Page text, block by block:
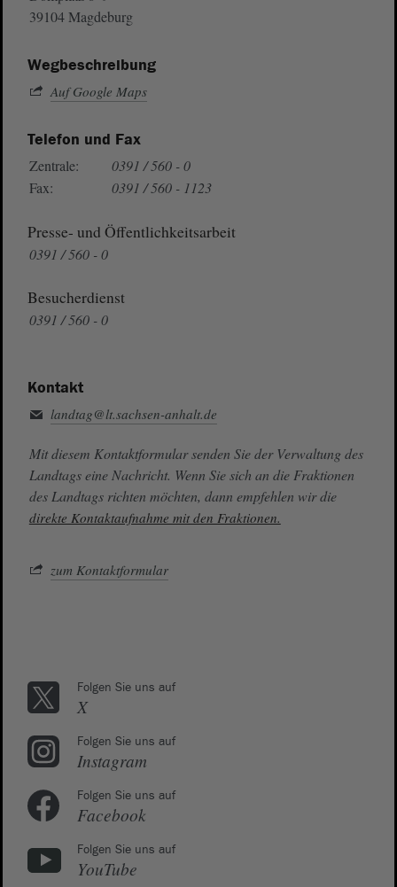
39104 Magdeburg
Wegbeschreibung
Auf Google Maps
Telefon und Fax
Zentrale:
0391 / 560 - 0
Fax:
0391 / 560 - 1123
Presse- und Öffentlichkeitsarbeit
0391 / 560 - 0
Besucherdienst
0391 / 560 - 0
Kontakt
landtag@lt.sachsen-anhalt.de
Mit diesem Kontaktformular senden Sie der Verwaltung des
Landtags eine Nachricht. Wenn Sie sich an die Fraktionen
des Landtags richten möchten, dann empfehlen wir die
direkte Kontaktaufnahme mit den Fraktionen.
zum Kontaktformular
Folgen Sie uns auf
X
Folgen Sie uns auf
Instagram
Folgen Sie uns auf
Facebook
Folgen Sie uns auf
YouTube